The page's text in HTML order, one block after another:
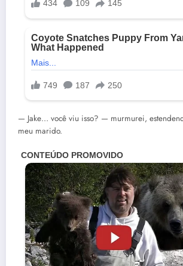
— Jake… você viu isso? — murmurei,
meu marido.